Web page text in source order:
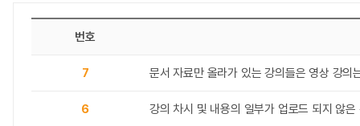
번호
7 문서 자료만 올라가 있는 강의들은 영상 강의
6 강의 차시 및 내용의 일부가 업로드 되지 않